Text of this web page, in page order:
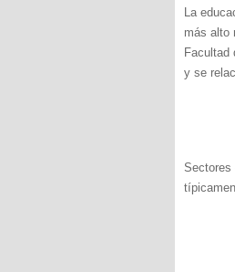
La
más alto
Facultad
y se
Sectores